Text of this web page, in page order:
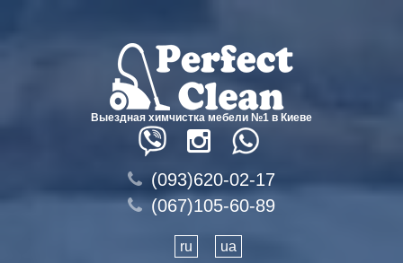
Выездная химчистка мебели №1 в Киеве
(093)620-02-17
(067)105-60-89
ru ua